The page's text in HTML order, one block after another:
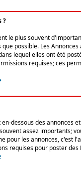
?
le plus souvent
possible. Les
lequel elles ont été
requises; ces
en-dessous des annonces
assez importants;
pour les annonces, c'est
requises pour poster des